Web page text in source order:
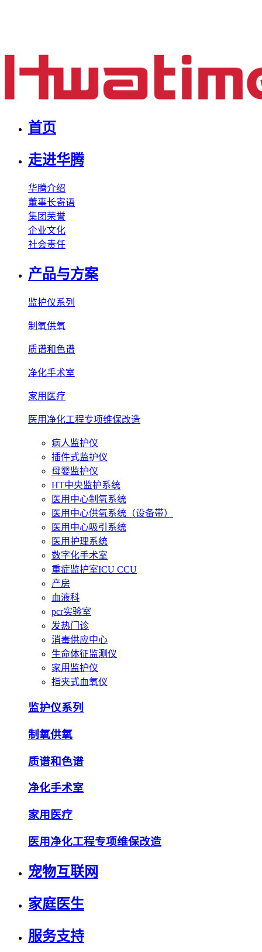
首页
走进华腾
华腾介绍
董事长寄语
集团荣誉
企业文化
社会责任
产品与方案
监护仪系列
制氧供氧
质谱和色谱
净化手术室
家用医疗
医用净化工程专项维保改造
病人监护仪
插件式监护仪
母婴监护仪
HT中央监护系统
医用中心制氧系统
医用中心供氧系统（设备带）
医用中心吸引系统
医用护理系统
数字化手术室
重症监护室ICU CCU
产房
血液科
pcr实验室
发热门诊
消毒供应中心
生命体征监测仪
家用监护仪
指夹式血氧仪
监护仪系列
制氧供氧
质谱和色谱
净化手术室
家用医疗
医用净化工程专项维保改造
宠物互联网
家庭医生
服务支持